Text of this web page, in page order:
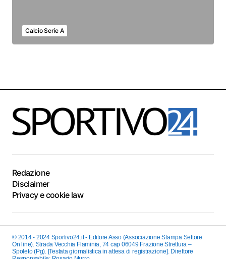
Calcio Serie A
Redazione
Disclaimer
Privacy e cookie law
© 2014 - 2024 Sportivo24.it - Editore Asso (Associazione Stampa Settore
On line). Strada Vecchia Flaminia, 74 cap 06049 Frazione Strettura –
Spoleto (Pg). [Testata giornalistica in attesa di registrazione]. Direttore